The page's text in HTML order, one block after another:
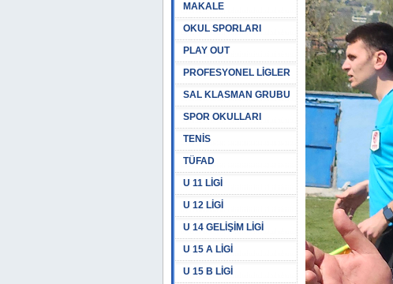
MAKALE
OKUL SPORLARI
PLAY OUT
PROFESYONEL LİGLER
SAL KLASMAN GRUBU
SPOR OKULLARI
TENİS
TÜFAD
U 11 LİGİ
U 12 LİGİ
U 14 GELİŞİM LİGİ
U 15 A LİGİ
U 15 B LİGİ